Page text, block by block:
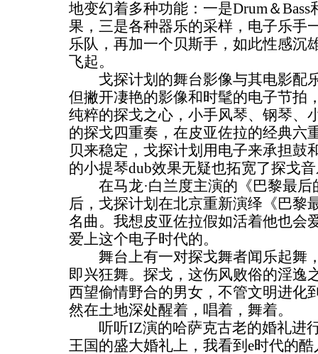
地变幻着多种功能：一是Drum＆Bass
果，三是各种器乐的采样，电子乐手
乐队，再加一个贝斯手，如此性感沉
飞起。
戈探计划的舞台影像与其电影配
但撇开凄艳的影像和时髦的电子节拍
纯粹的探戈之心，小手风琴、钢琴、
的探戈四重奏，在皮亚佐拉的经典六
贝来稳定，戈探计划用电子来承担鼓
的小提琴dub效果无疑也拓宽了探戈
在马龙·白兰度主演的《巴黎最后
后，戈探计划在北京重新演绎《巴黎
名曲。我想皮亚佐拉假如活着他也会
爱上这个电子时代的。
舞台上有一对探戈舞者闻乐起舞
即兴狂舞。探戈，这伤风败俗的淫逸
西望偷情野合的男女，不管文明进化
然在土地深处醒着，唱着，舞着。
听听IZ演的哈萨克古老的婚礼进
王国的盛大婚礼上，我看到e时代的